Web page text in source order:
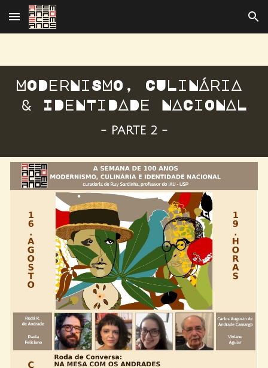
Skip to main content Skip to navigation
MODerNiSMO, CULiNÁriA
& IDeNTiDADe NACiONAL
- PARTE 2 -